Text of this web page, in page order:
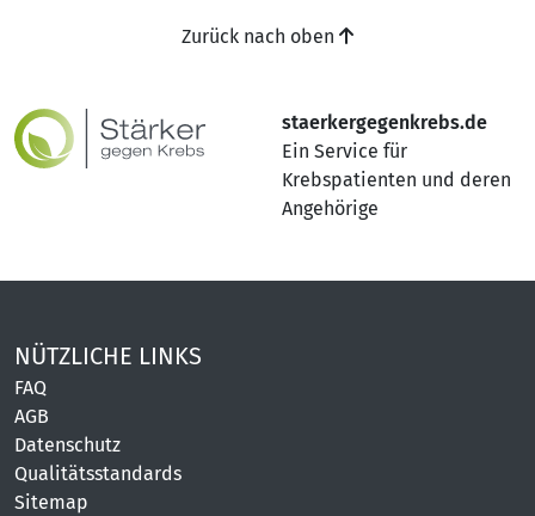
staerkergegenkrebs.de
Ein Service für
Krebspatienten und deren
Angehörige
Zurück nach oben
NÜTZLICHE LINKS
FAQ
AGB
Datenschutz
Qualitätsstandards
Sitemap